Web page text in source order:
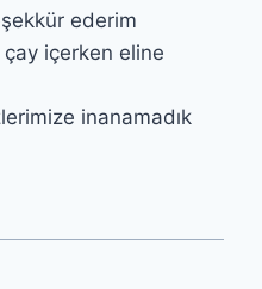
ederim
içerken eline
inanamadık